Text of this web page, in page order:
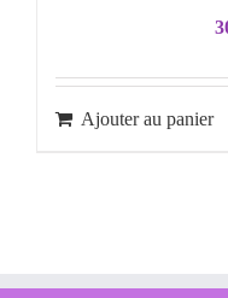
Ajouter au panier